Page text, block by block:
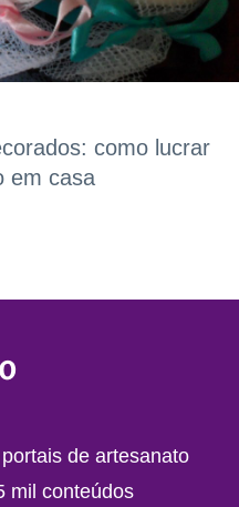
como lucrar
em casa
de artesanato
mil conteúdos